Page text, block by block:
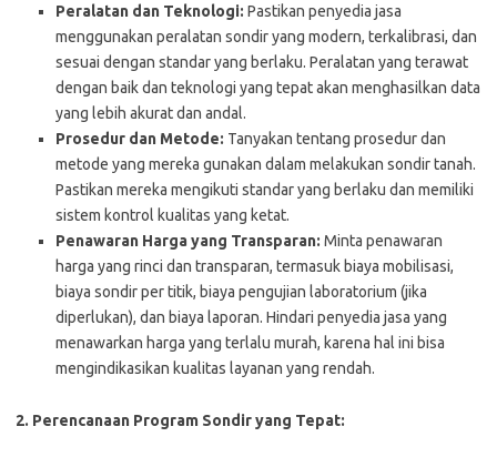
Peralatan dan Teknologi: Pastikan penyedia jasa
menggunakan peralatan sondir yang modern, terkalibrasi, dan
sesuai dengan standar yang berlaku. Peralatan yang terawat
dengan baik dan teknologi yang tepat akan menghasilkan data
yang lebih akurat dan andal.
Prosedur dan Metode: Tanyakan tentang prosedur dan
metode yang mereka gunakan dalam melakukan sondir tanah.
Pastikan mereka mengikuti standar yang berlaku dan memiliki
sistem kontrol kualitas yang ketat.
Penawaran Harga yang Transparan: Minta penawaran
harga yang rinci dan transparan, termasuk biaya mobilisasi,
biaya sondir per titik, biaya pengujian laboratorium (jika
diperlukan), dan biaya laporan. Hindari penyedia jasa yang
menawarkan harga yang terlalu murah, karena hal ini bisa
mengindikasikan kualitas layanan yang rendah.
2. Perencanaan Program Sondir yang Tepat: